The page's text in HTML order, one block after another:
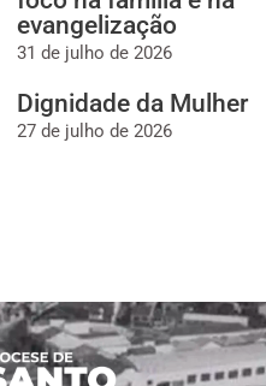
evangelização
31 de julho de 2026
Dignidade da Mulher
27 de julho de 2026